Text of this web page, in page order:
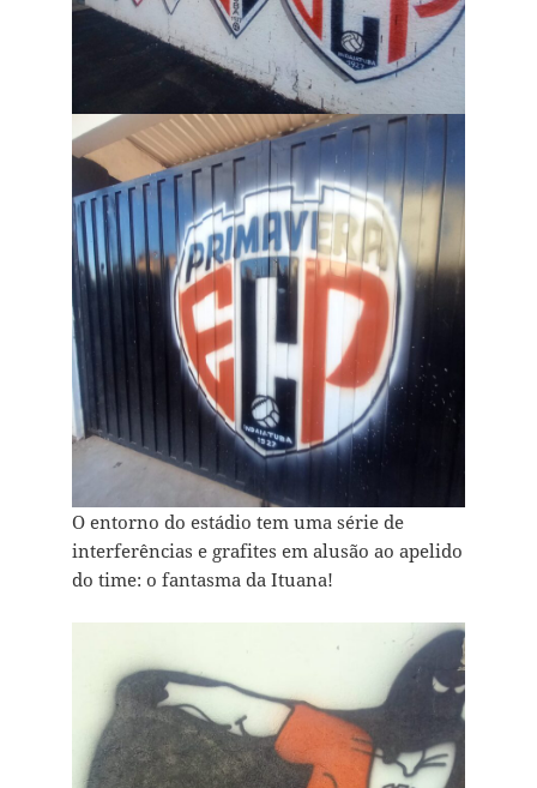
O entorno do estádio tem uma série de
interferências e grafites em alusão ao apelido
do time: o fantasma da Ituana!